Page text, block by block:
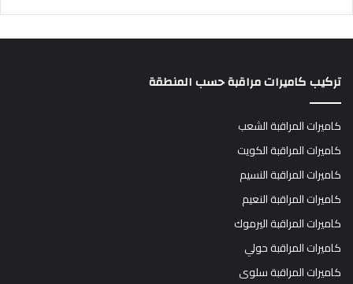
تركيب كاميرات مراقبة حسب المنطقة
كاميرات المراقبة الشعب
كاميرات المراقبة الكويت
كاميرات المراقبة النسيم
كاميرات المراقبة النعيم
كاميرات المراقبة اليرموك
كاميرات المراقبة حولي
كاميرات المراقبة سلوى